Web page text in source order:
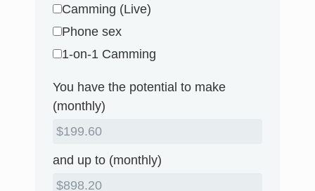
Camming (Live)
Phone sex
1-on-1 Camming
You have the potential to make
(monthly)
and up to (monthly)